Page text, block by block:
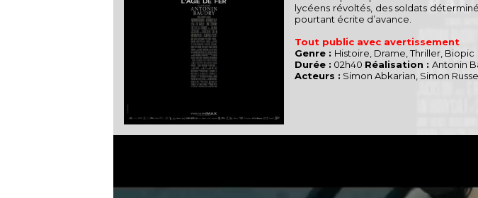
lycéens révoltés, des soldats
pourtant écrite d’avance.
Tout public avec avertissement
Genre : Histoire, Drame, Thriller, Biopic
Durée : 02h40 Réalisation : Antonin
Acteurs : Simon Abkarian, Simon